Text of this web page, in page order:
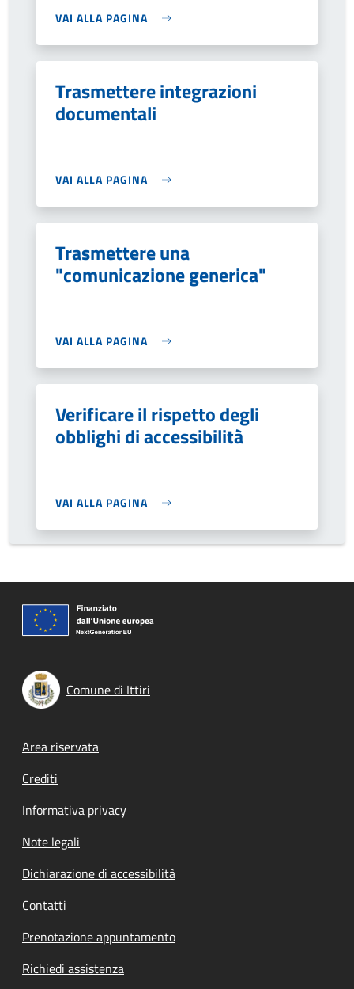
VAI ALLA PAGINA
Trasmettere integrazioni
documentali
VAI ALLA PAGINA
Trasmettere una
"comunicazione generica"
VAI ALLA PAGINA
Verificare il rispetto degli
obblighi di accessibilità
VAI ALLA PAGINA
Comune di Ittiri
Footer menu
Area riservata
Crediti
Informativa privacy
Note legali
Dichiarazione di accessibilità
Contatti
Prenotazione appuntamento
Richiedi assistenza